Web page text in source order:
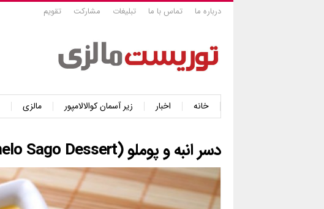
درباره ما تماس با ما تبلیغات مشارکت تقویم
خانه اخبار زیر آسمان کوالالامپور مالزی
دسر انبه و پوملو (Mango Pomelo Sago Dessert)